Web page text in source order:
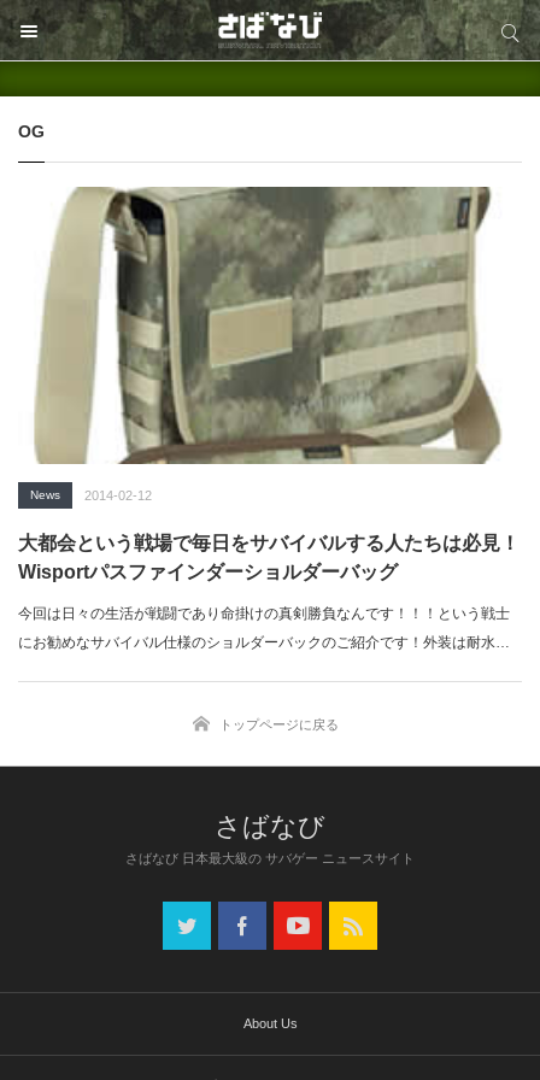
サイト内検索
OG
News 2014-02-12
大都会という戦場で毎日をサバイバルする人たちは必見！
Wisportパスファインダーショルダーバッグ
今回は日々の生活が戦闘であり命掛けの真剣勝負なんです！！！という戦士
にお勧めなサバイバル仕様のショルダーバックのご紹介です！外装は耐水性
トップページに戻る
さばなび 日本最大級の サバゲー ニュースサイト
About Us
サイト内検索